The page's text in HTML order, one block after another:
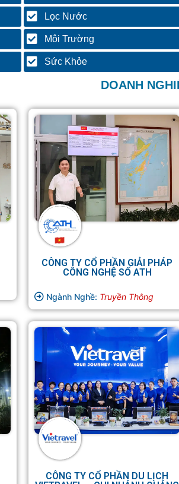
Lọc Nước
Môi Trường
Sức Khỏe
DOANH
CÔNG TY CỔ PHẦN GIẢI PHÁP
CÔNG NGHỆ SỐ ATH
Ngành Nghề: Truyền Thông
CÔNG TY CỔ PHẦN DU LỊCH